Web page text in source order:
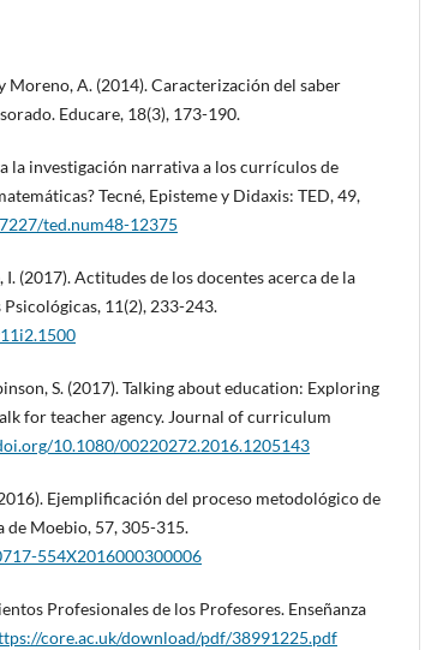
Moreno, A. (2014). Caracterización del saber
Educare, 18(3), 173-190.
la investigación narrativa a los currículos de
Tecné, Episteme y Didaxis: TED, 49,
ted.num48-12375
(2017). Actitudes de los docentes acerca de la
11(2), 233-243.
S. (2017). Talking about education: Exploring
for teacher agency. Journal of curriculum
10.1080/00220272.2016.1205143
Ejemplificación del proceso metodológico de
de Moebio, 57, 305-315.
554X2016000300006
Profesionales de los Profesores. Enseñanza
core.ac.uk/download/pdf/38991225.pdf